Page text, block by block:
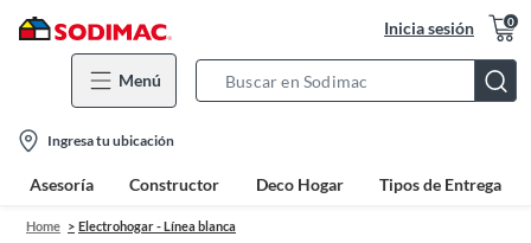
Inicia sesión 0
Menú
Bar
location-
icon
Ingresa tu ubicación
Asesoría Constructor Deco Hogar Tipos de Entrega
Home Electrohogar - Línea blanca